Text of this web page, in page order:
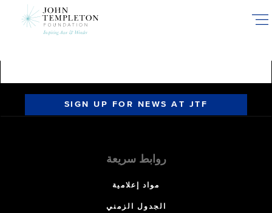
SIGN UP FOR NEWS AT JTF
روابط سريعة
مواد إعلامية
الجدول الزمني